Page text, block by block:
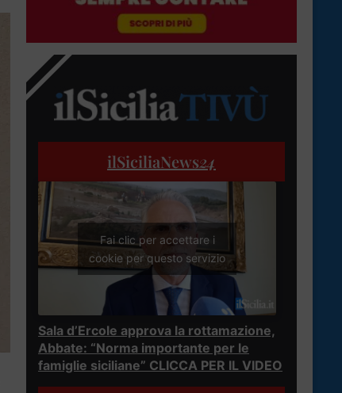
ilSiciliaNews24
Fai clic per accettare i
cookie per questo servizio
Sala d’Ercole approva la rottamazione,
Abbate: “Norma importante per le
famiglie siciliane” CLICCA PER IL VIDEO